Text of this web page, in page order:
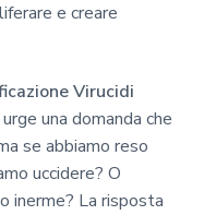
e creare
Virucidi
una domanda che
se abbiamo reso
uccidere? O
inerme? La risposta